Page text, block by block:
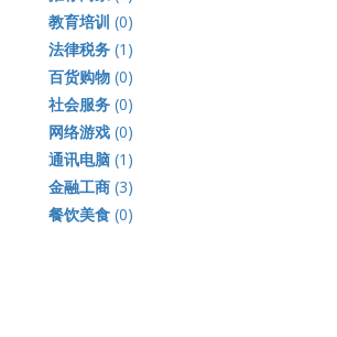
教育培训 (0)
法律税务(1)
百货购物(0)
社会服务(0)
网络游戏(0)
通讯电脑(1)
金融工商(3)
餐饮美食(0)